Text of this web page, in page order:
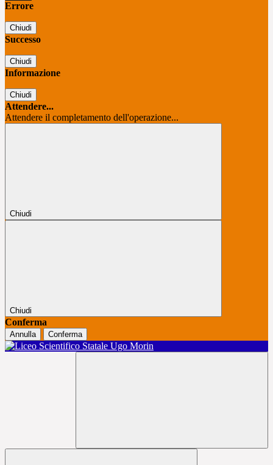
Errore
Chiudi
Successo
Chiudi
Informazione
Chiudi
Attendere...
Attendere il completamento dell'operazione...
Chiudi
Chiudi
Conferma
Annulla Conferma